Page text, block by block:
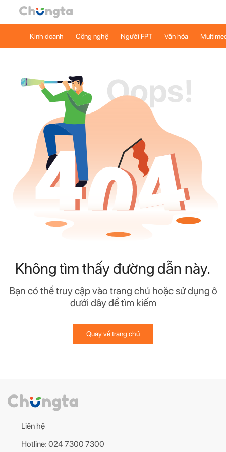
Kinh doanh Công nghệ Người FPT Văn hóa
Không tìm thấy đường dẫn này.
Bạn có thể truy cập vào trang chủ hoặc sử dụng ô
dưới đây để tìm kiếm
Quay về trang chủ
Liên hệ
Hotline: 024 7300 7300